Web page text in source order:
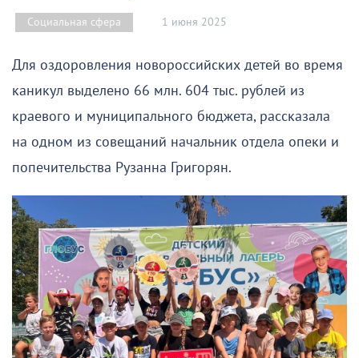
Социальная сфера 1 июня 2025
Для оздоровления новороссийских детей во время
каникул выделено 66 млн. 604 тыс. рублей из
краевого и муниципального бюджета, рассказала
на одном из совещаний начальник отдела опеки и
попечительства Рузанна Григорян.